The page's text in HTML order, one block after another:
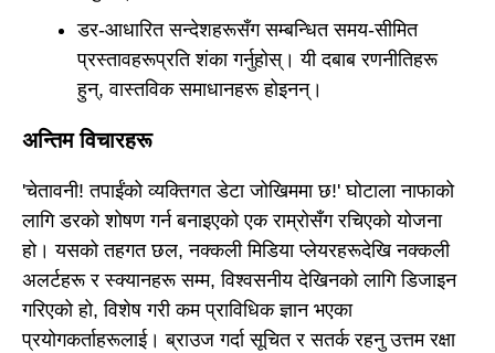
डर-आधारित सन्देशहरूसँग सम्बन्धित समय-सीमित
प्रस्तावहरूप्रति शंका गर्नुहोस्। यी दबाब रणनीतिहरू
हुन्, वास्तविक समाधानहरू होइनन्।
अन्तिम विचारहरू
'चेतावनी! तपाईंको व्यक्तिगत डेटा जोखिममा छ!' घोटाला नाफाको
लागि डरको शोषण गर्न बनाइएको एक राम्रोसँग रचिएको योजना
हो। यसको तहगत छल, नक्कली मिडिया प्लेयरहरूदेखि नक्कली
अलर्टहरू र स्क्यानहरू सम्म, विश्वसनीय देखिनको लागि डिजाइन
गरिएको हो, विशेष गरी कम प्राविधिक ज्ञान भएका
प्रयोगकर्ताहरूलाई। ब्राउज गर्दा सूचित र सतर्क रहनु उत्तम रक्षा